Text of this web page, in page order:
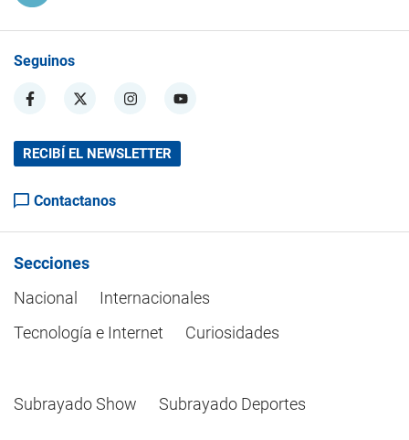
Seguinos
RECIBÍ EL NEWSLETTER
Contactanos
Secciones
Nacional
Internacionales
Tecnología e Internet
Curiosidades
Subrayado Show Subrayado Deportes